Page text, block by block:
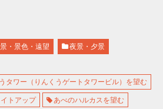
・景色・遠望
夜景・夕景
タワー（りんくうゲートタワービル）を望む
トアップ あべのハルカスを望む